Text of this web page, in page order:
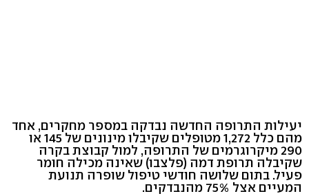
יעילות התרופה החדשה נבדקה במספר מחקרים, אחד
מהם כלל 1,272 מטופלים שקיבלו מינונים של 145 או
290 מיקרוגרמים של התרופה, למול קבוצת בקרה
שקיבלה תרופת דמה (פלצבו) שאינה מכילה חומר
פעיל. בתום שלושה חודשי טיפול שופרה תנועת
המעיים אצל 75% מהנבדקים.